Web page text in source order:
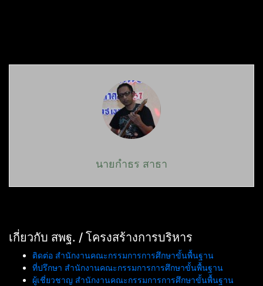
นายกำธร สาธา
เกี่ยวกับ สพฐ. / โครงสร้างการบริหาร
ติดต่อ สำนักงานคณะกรรมการการศึกษาขั้นพื้นฐาน
ที่ปรึกษา สำนักงานคณะกรรมการการศึกษาขั้นพื้นฐาน
ผู้เชี่ยวชาญ สำนักงานคณะกรรมการการศึกษาขั้นพื้นฐาน